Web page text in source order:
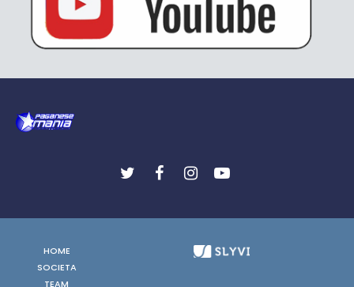
HOME
SOCIETA
TEAM